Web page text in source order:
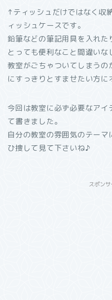
↑ティッシュだけではなく収
ィッシュケースです。
鉛筆などの筆記用具を入れ
とっても便利なこと間違いな
教室がごちゃついてしまう
にすっきりとすませたい方
今回は教室に必ず必要なア
て書きました。
自分の教室の雰囲気のテー
ひ捜して見て下さいね♪
スポン